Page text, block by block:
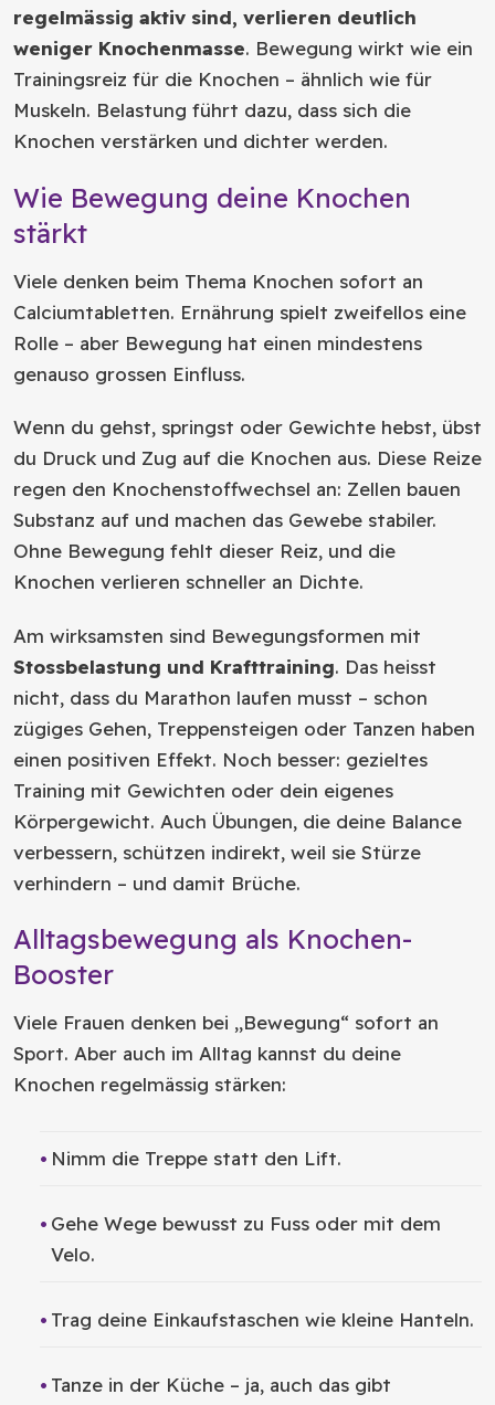
regelmässig aktiv sind, verlieren deutlich
weniger Knochenmasse. Bewegung wirkt wie ein
Trainingsreiz für die Knochen – ähnlich wie für
Muskeln. Belastung führt dazu, dass sich die
Knochen verstärken und dichter werden.
Wie Bewegung deine Knochen
stärkt
Viele denken beim Thema Knochen sofort an
Calciumtabletten. Ernährung spielt zweifellos eine
Rolle – aber Bewegung hat einen mindestens
genauso grossen Einfluss.
Wenn du gehst, springst oder Gewichte hebst, übst
du Druck und Zug auf die Knochen aus. Diese Reize
regen den Knochenstoffwechsel an: Zellen bauen
Substanz auf und machen das Gewebe stabiler.
Ohne Bewegung fehlt dieser Reiz, und die
Knochen verlieren schneller an Dichte.
Am wirksamsten sind Bewegungsformen mit
Stossbelastung und Krafttraining. Das heisst
nicht, dass du Marathon laufen musst – schon
zügiges Gehen, Treppensteigen oder Tanzen haben
einen positiven Effekt. Noch besser: gezieltes
Training mit Gewichten oder dein eigenes
Körpergewicht. Auch Übungen, die deine Balance
verbessern, schützen indirekt, weil sie Stürze
verhindern – und damit Brüche.
Alltagsbewegung als Knochen-
Booster
Viele Frauen denken bei „Bewegung“ sofort an
Sport. Aber auch im Alltag kannst du deine
Knochen regelmässig stärken:
Nimm die Treppe statt den Lift.
Gehe Wege bewusst zu Fuss oder mit dem
Velo.
Trag deine Einkaufstaschen wie kleine Hanteln.
Tanze in der Küche – ja, auch das gibt